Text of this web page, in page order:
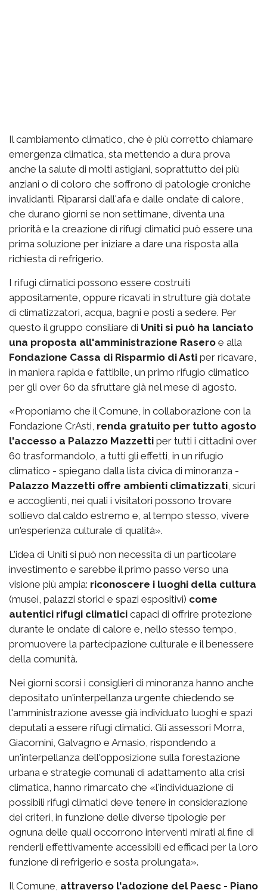
Il cambiamento climatico, che è più corretto chiamare
emergenza climatica, sta mettendo a dura prova
anche la salute di molti astigiani, soprattutto dei più
anziani o di coloro che soffrono di patologie croniche
invalidanti. Ripararsi dall'afa e dalle ondate di calore,
che durano giorni se non settimane, diventa una
priorità e la creazione di rifugi climatici può essere una
prima soluzione per iniziare a dare una risposta alla
richiesta di refrigerio.
I rifugi climatici possono essere costruiti
appositamente, oppure ricavati in strutture già dotate
di climatizzatori, acqua, bagni e posti a sedere. Per
questo il gruppo consiliare di Uniti si può ha lanciato
una proposta all'amministrazione Rasero e alla
Fondazione Cassa di Risparmio di Asti per ricavare,
in maniera rapida e fattibile, un primo rifugio climatico
per gli over 60 da sfruttare già nel mese di agosto.
«Proponiamo che il Comune, in collaborazione con la
Fondazione CrAsti, renda gratuito per tutto agosto
l'accesso a Palazzo Mazzetti per tutti i cittadini over
60 trasformandolo, a tutti gli effetti, in un rifugio
climatico - spiegano dalla lista civica di minoranza -
Palazzo Mazzetti offre ambienti climatizzati , sicuri
e accoglienti, nei quali i visitatori possono trovare
sollievo dal caldo estremo e, al tempo stesso, vivere
un'esperienza culturale di qualità».
L'idea di Uniti si può non necessita di un particolare
investimento e sarebbe il primo passo verso una
visione più ampia: riconoscere i luoghi della cultura
(musei, palazzi storici e spazi espositivi) come
autentici rifugi climatici capaci di offrire protezione
durante le ondate di calore e, nello stesso tempo,
promuovere la partecipazione culturale e il benessere
della comunità.
Nei giorni scorsi i consiglieri di minoranza hanno anche
depositato un'interpellanza urgente chiedendo se
l'amministrazione avesse già individuato luoghi e spazi
deputati a essere rifugi climatici. Gli assessori Morra,
Giacomini, Galvagno e Amasio, rispondendo a
un'interpellanza dell'opposizione sulla forestazione
urbana e strategie comunali di adattamento alla crisi
climatica, hanno rimarcato che «l'individuazione di
possibili rifugi climatici deve tenere in considerazione
dei criteri, in funzione delle diverse tipologie per
ognuna delle quali occorrono interventi mirati al fine di
renderli effettivamente accessibili ed efficaci per la loro
funzione di refrigerio e sosta prolungata».
Il Comune, attraverso l'adozione del Paesc - Piano